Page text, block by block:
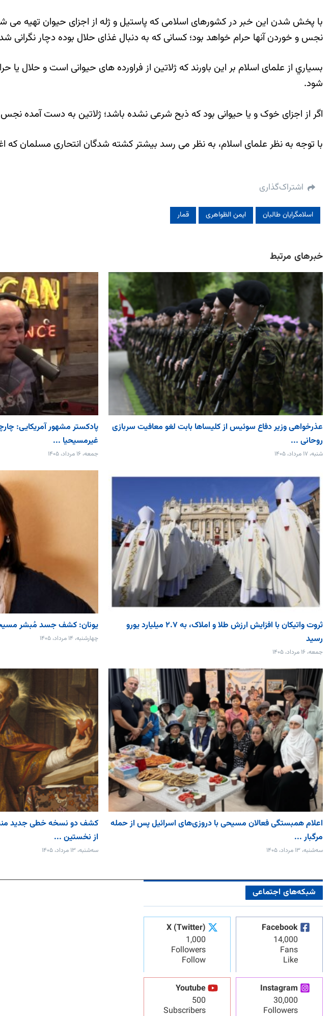
با پخش شدن این خبر در كشورهای اسلامی که پاستیل و ژله از اجزای حیوان تهیه
نجس و خوردن آنها حرام خواهد بود؛ کسانی که به دنبال غذای حلال بوده دچار نگرانی
بسياري از علمای اسلام بر اين باورند كه ژلاتین از فراورده های حیوانی است و حلال
شود.
اگر از اجزای خوک و یا حیوانی بود که ذبح شرعی نشده باشد؛ ژلاتین به دست آمده
با توجه به نظر علمای اسلام، به نظر می رسد بيشتر كشته شدگان انتحاری مسلمان
اشتراک‌گذاری
اسلامگرایان طالبان ایمن الظواهری قمار
خبرهای مرتبط
عذرخواهی وزیر دفاع سوئیس از کلیساها بابت لغو معافیت سربازی
روحانی ...
شنبه، ۱۷ مرداد، ۱۴۰۵
پادکستر مشهور آمریکایی:
غیرمسیحیا ...
جمعه، ۱۶ مرداد، ۱۴۰۵
ثروت واتیکان با افزایش ارزش طلا و املاک، به ۲.۷ میلیارد یورو
رسید
جمعه، ۱۶ مرداد، ۱۴۰۵
یونان: کشف جسد مُبشر
چهارشنبه، ۱۴ مرداد، ۱۴۰۵
اعلام همبستگی فعالان مسیحی با دروزی‌های اسرائیل پس از حمله
مرگبار ...
سه‌شنبه، ۱۳ مرداد، ۱۴۰۵
کشف دو نسخه خطی جدید
از نخستین ...
سه‌شنبه، ۱۳ مرداد، ۱۴۰۵
شبکه‌های اجتماعی
Facebook
14,000
Fans
Like
X (Twitter)
1,000
Followers
Follow
Instagram
30,000
Followers
Youtube
500
Subscribers